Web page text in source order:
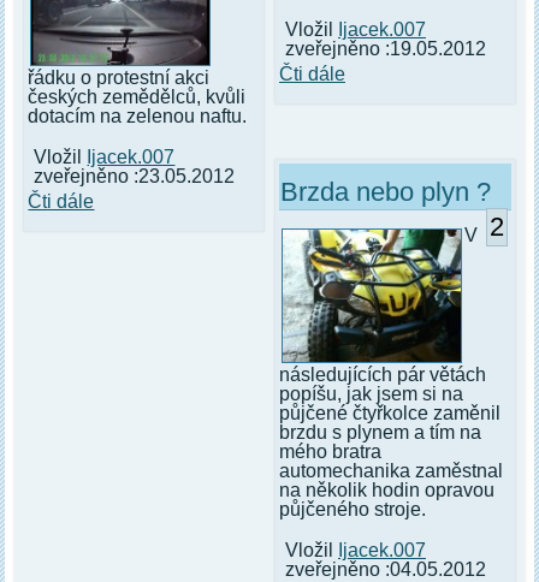
řádku o protestní akci
českých zemědělců, kvůli
dotacím na zelenou naftu.
Vložil
Ijacek.007
zveřejněno :23.05.2012
Čti dále
Vložil
Ijacek.007
zveřejněno :19.05.2012
Čti dále
Brzda nebo plyn ?
2
V
následujících pár větách
popíšu, jak jsem si na
půjčené čtyřkolce zaměnil
brzdu s plynem a tím na
mého bratra
automechanika zaměstnal
na několik hodin opravou
půjčeného stroje.
Vložil
Ijacek.007
zveřejněno :04.05.2012